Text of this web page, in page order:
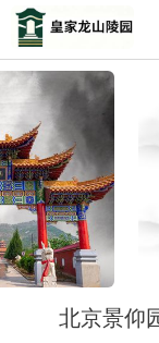
北京景仰